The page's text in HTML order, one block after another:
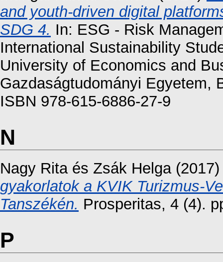
and youth-driven digital
SDG 4. In: ESG - Risk
International Sustainability
University of Economics and
Gazdaságtudományi Egyetem,
ISBN 978-615-6886-27-9
N
Nagy Ritaés Zsák Helga
gyakorlatok a KVIK Turizmus-
Tanszékén. Prosperitas, 4 (4).
P